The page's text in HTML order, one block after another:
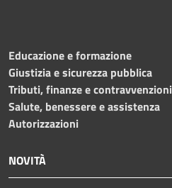
Educazione e formazione
Giustizia e sicurezza pubblica
Tributi, finanze e contravvenzioni
Salute, benessere e assistenza
Autorizzazioni
NOVITÀ